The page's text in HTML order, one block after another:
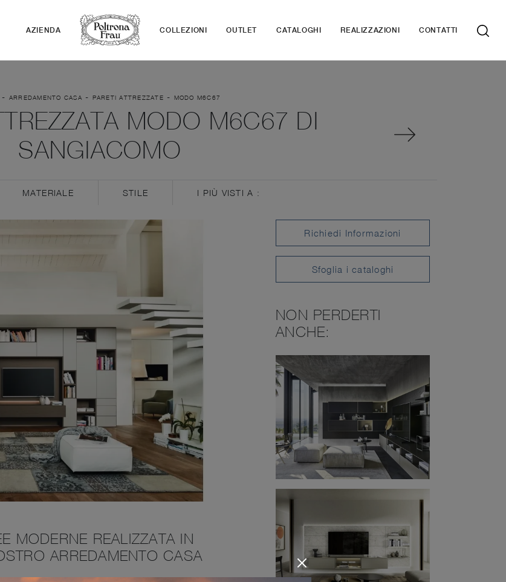
AZIENDA COLLEZIONI OUTLET CATALOGHI REALIZZAZIONI CONTATTI
- ARREDAMENTO CASA - PARETI ATTREZZATE - MODO M6C67
MODO M6C67 DI
SANGIACOMO
MATERIALE STILE I PIÙ VISTI A :
MODERNE REALIZZATA IN
ARREDAMENTO CASA
Richiedi Informazioni
Sfoglia i cataloghi
NON PERDERTI
ANCHE: